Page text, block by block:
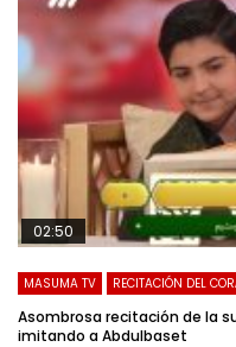
02:50
MASUMA TV RECITACIÓN DEL
Asombrosa recitación de la
imitando a Abdulbaset